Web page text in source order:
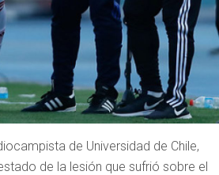
de Universidad de Chile,
de la lesión que sufrió sobre el